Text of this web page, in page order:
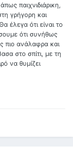
παιχνιδιάρικη,
γρήγορη και
έλεγα ότι είναι το
ότι συνήθως
πιο ανάλαφρα και
στο σπίτι, με τη
να θυμίζει